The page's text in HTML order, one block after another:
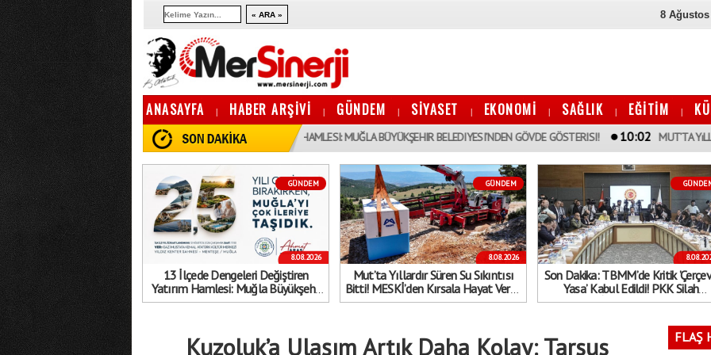
8 Ağustos
ANASAYFA | HABER ARŞİVİ | GÜNDEM | SİYASET | EKONOMİ | SAĞLIK | EĞİTİM |
10:13 13 İLÇEDE DENGELERI DEĞIŞTIREN YATıRıM HAMLESI: MUĞLA BÜYÜKŞEHIR BELEDIYESI’NDEN GÖVDE GÖSTERISI! 10:02 MUT’TA YıLLARDıR
GÜNDEM
8.08.2026
13 İlçede Dengeleri Değiştiren
Yatırım Hamlesi: Muğla Büyükşehir
Belediyesi’nden Gövde Gösterisi!
GÜNDEM
8.08.2026
Mut’ta Yıllardır Süren Su Sıkıntısı
Bitti! MESKİ’den Kırsala Hayat Veren
Dev Hamle
Son Dakika: TBMM’de Kritik
Yasa’ Kabul Edildi! PKK Silah
Bırakırsa İnfazlar Ertelenecek...
Kuzoluk’a Ulaşım Artık Daha Kolay: Tarsus
FLAŞ